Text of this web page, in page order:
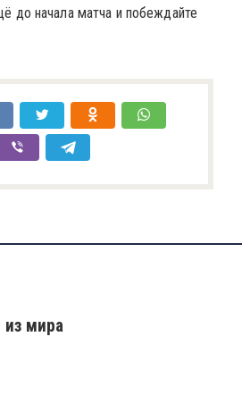
до начала матча и побеждайте
из мира